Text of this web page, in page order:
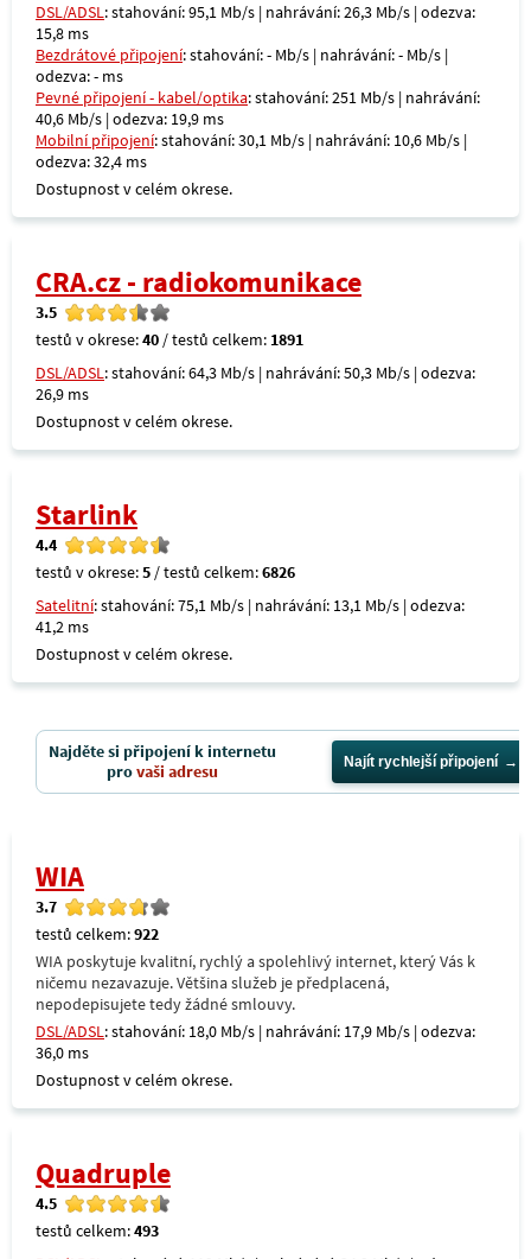
DSL/ADSL: stahování: 95,1 Mb/s | nahrávání: 26,3 Mb/s | odezva:
15,8 ms
Bezdrátové připojení: stahování: - Mb/s | nahrávání: - Mb/s |
odezva: - ms
Pevné připojení - kabel/optika: stahování: 251 Mb/s | nahrávání:
40,6 Mb/s | odezva: 19,9 ms
Mobilní připojení: stahování: 30,1 Mb/s | nahrávání: 10,6 Mb/s |
odezva: 32,4 ms
Dostupnost v celém okrese.
CRA.cz - radiokomunikace
3.5
testů v okrese:40 / testů celkem: 1891
DSL/ADSL: stahování: 64,3 Mb/s | nahrávání: 50,3 Mb/s | odezva:
26,9 ms
Dostupnost v celém okrese.
Starlink
4.4
testů v okrese:5 / testů celkem:6826
Satelitní: stahování: 75,1 Mb/s | nahrávání: 13,1 Mb/s | odezva:
41,2 ms
Dostupnost v celém okrese.
Najděte si připojení k internetu
provaši adresu Najít rychlejší připojení
WIA
3.7
testů celkem:922
WIA poskytuje kvalitní, rychlý a spolehlivý internet, který Vás k
ničemu nezavazuje. Většina služeb je předplacená,
nepodepisujete tedy žádné smlouvy.
DSL/ADSL: stahování: 18,0 Mb/s | nahrávání: 17,9 Mb/s | odezva:
36,0 ms
Dostupnost v celém okrese.
Quadruple
4.5
testů celkem:493